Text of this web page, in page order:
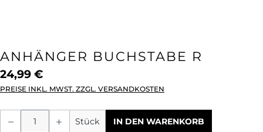
ANHÄNGER BUCHSTABE R
24,99 €
PREISE INKL. MWST. ZZGL. VERSANDKOSTEN
Produkt Anzahl: Gib den gewünschten
Stück IN DEN WARENKORB